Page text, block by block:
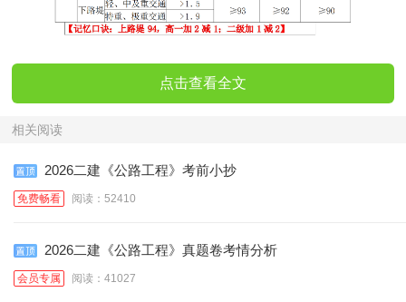
点击查看全文
相关阅读
2026二建《公路工程》考前小抄
免费畅看 阅读：52410
2026二建《公路工程》真题卷考情分析
会员专属 阅读：41027